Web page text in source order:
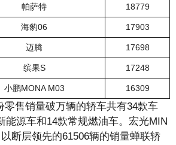
帕萨特 18779
海豹06 17903
迈腾 17698
缤果S 17248
小鹏MONA M03 16309
售销量破万辆的轿车共有34款车
能源车和14款常规燃油车。宏光MIN
断层领先的61506辆的销量蝉联轿